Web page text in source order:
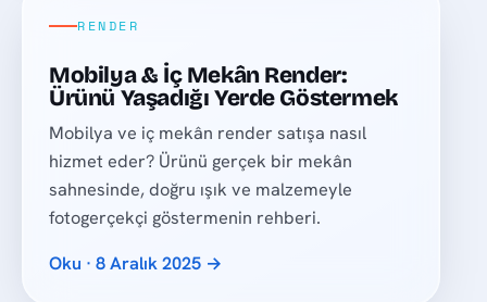
RENDER
Mobilya & İç Mekân Render:
Ürünü Yaşadığı Yerde Göstermek
Mobilya ve iç mekân render satışa nasıl
hizmet eder? Ürünü gerçek bir mekân
sahnesinde, doğru ışık ve malzemeyle
fotogerçekçi göstermenin rehberi.
Oku · 8 Aralık 2025 →